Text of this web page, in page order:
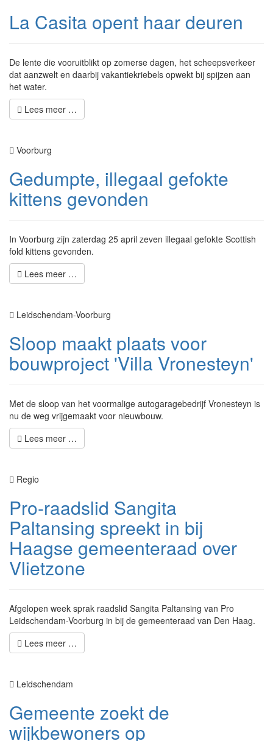
La Casita opent haar deuren
De lente die vooruitblikt op zomerse dagen, het scheepsverkeer
dat aanzwelt en daarbij vakantiekriebels opwekt bij spijzen aan
het water.
Lees meer …
Voorburg
Gedumpte, illegaal gefokte
kittens gevonden
In Voorburg zijn zaterdag 25 april zeven illegaal gefokte Scottish
fold kittens gevonden.
Lees meer …
Leidschendam-Voorburg
Sloop maakt plaats voor
bouwproject 'Villa Vronesteyn'
Met de sloop van het voormalige autogaragebedrijf Vronesteyn is
nu de weg vrijgemaakt voor nieuwbouw.
Lees meer …
Regio
Pro-raadslid Sangita
Paltansing spreekt in bij
Haagse gemeenteraad over
Vlietzone
Afgelopen week sprak raadslid Sangita Paltansing van Pro
Leidschendam-Voorburg in bij de gemeenteraad van Den Haag.
Lees meer …
Leidschendam
Gemeente zoekt de
wijkbewoners op